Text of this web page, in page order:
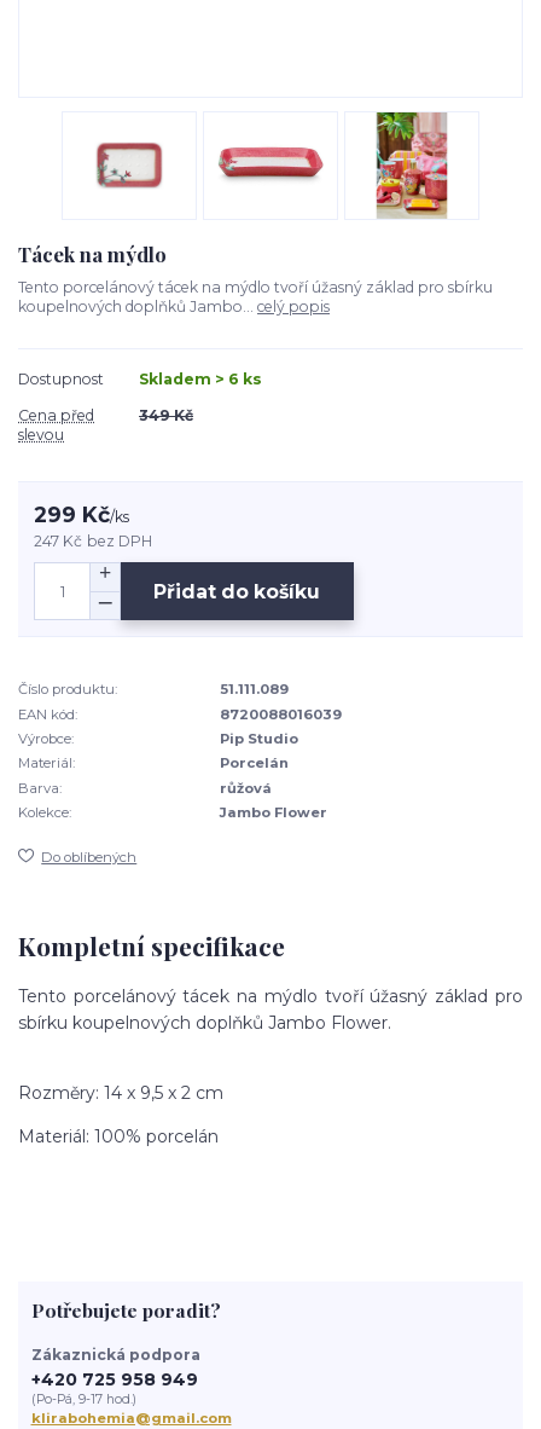
Tácek na mýdlo
Tento porcelánový tácek na mýdlo tvoří úžasný základ pro sbírku
koupelnových doplňků Jambo... celý popis
Dostupnost
Skladem > 6 ks
Cena před
slevou
349 Kč
299 Kč/ks
247 Kč bez DPH
Přidat do košíku
Číslo produktu:
51.111.089
EAN kód:
8720088016039
Výrobce:
Pip Studio
Materiál:
Porcelán
Barva:
růžová
Kolekce:
Jambo Flower
Do oblíbených
Kompletní specifikace
Tento porcelánový tácek na mýdlo tvoří úžasný základ pro
sbírku koupelnových doplňků Jambo Flower.
Rozměry: 14 x 9,5 x 2 cm
Materiál: 100% porcelán
Potřebujete poradit?
Zákaznická podpora
+420 725 958 949
(Po-Pá, 9-17 hod.)
klirabohemia@gmail.com